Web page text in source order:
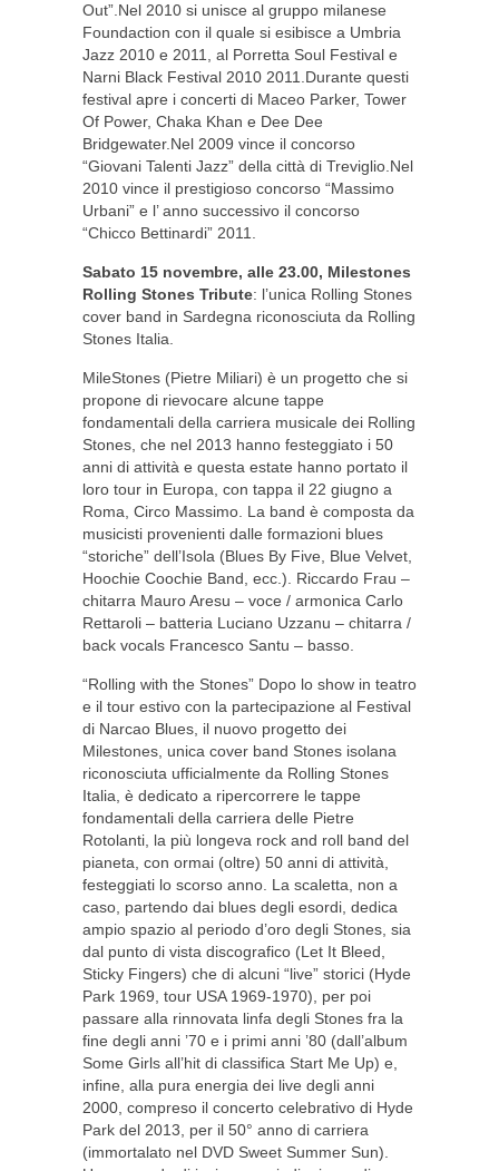
Out”.Nel 2010 si unisce al gruppo milanese
Foundaction con il quale si esibisce a Umbria
Jazz 2010 e 2011, al Porretta Soul Festival e
Narni Black Festival 2010 2011.Durante questi
festival apre i concerti di Maceo Parker, Tower
Of Power, Chaka Khan e Dee Dee
Bridgewater.Nel 2009 vince il concorso
“Giovani Talenti Jazz” della città di Treviglio.Nel
2010 vince il prestigioso concorso “Massimo
Urbani” e l’ anno successivo il concorso
“Chicco Bettinardi” 2011.
Sabato 15 novembre, alle 23.00, Milestones
Rolling Stones Tribute: l’unica Rolling Stones
cover band in Sardegna riconosciuta da Rolling
Stones Italia.
MileStones (Pietre Miliari) è un progetto che si
propone di rievocare alcune tappe
fondamentali della carriera musicale dei Rolling
Stones, che nel 2013 hanno festeggiato i 50
anni di attività e questa estate hanno portato il
loro tour in Europa, con tappa il 22 giugno a
Roma, Circo Massimo. La band è composta da
musicisti provenienti dalle formazioni blues
“storiche” dell’Isola (Blues By Five, Blue Velvet,
Hoochie Coochie Band, ecc.). Riccardo Frau –
chitarra Mauro Aresu – voce / armonica Carlo
Rettaroli – batteria Luciano Uzzanu – chitarra /
back vocals Francesco Santu – basso.
“Rolling with the Stones” Dopo lo show in teatro
e il tour estivo con la partecipazione al Festival
di Narcao Blues, il nuovo progetto dei
Milestones, unica cover band Stones isolana
riconosciuta ufficialmente da Rolling Stones
Italia, è dedicato a ripercorrere le tappe
fondamentali della carriera delle Pietre
Rotolanti, la più longeva rock and roll band del
pianeta, con ormai (oltre) 50 anni di attività,
festeggiati lo scorso anno. La scaletta, non a
caso, partendo dai blues degli esordi, dedica
ampio spazio al periodo d’oro degli Stones, sia
dal punto di vista discografico (Let It Bleed,
Sticky Fingers) che di alcuni “live” storici (Hyde
Park 1969, tour USA 1969-1970), per poi
passare alla rinnovata linfa degli Stones fra la
fine degli anni ’70 e i primi anni ’80 (dall’album
Some Girls all’hit di classifica Start Me Up) e,
infine, alla pura energia dei live degli anni
2000, compreso il concerto celebrativo di Hyde
Park del 2013, per il 50° anno di carriera
(immortalato nel DVD Sweet Summer Sun).